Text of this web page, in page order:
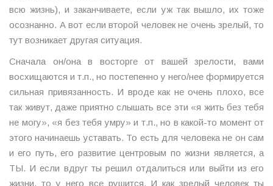
всю жизнь), и заканчиваете, если уж так вышло, их тоже
осознанно. А вот если второй человек не очень зрелый, то
тут возникает другая ситуация.
Сначала он/она в восторге от вашей зрелости, вами
восхищаются и т.п., но постепенно у него/нее формируется
сильная привязанность. И вроде как не очень плохо, все
так живут, даже приятно слышать все эти «я жить без тебя
не могу», «я без тебя умру» и т.п., но в какой-то момент от
этого начинаешь уставать. То есть для человека не он сам
и его путь, его развитие центровым по жизни является, а
ТЫ. И если вдруг ты решил отдалиться или выйти из его
жизни, то у него все рушится. И как зрелый человек ты